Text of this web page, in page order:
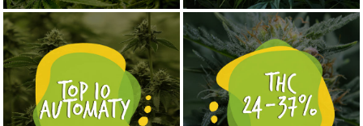
NASIONA MARIHUANY TOP 10 AUTOFLOWERING
KUP TERAZ MOCNE ODMIANY MARIHUANY THC OD 24 - 37%
KUP TERAZ